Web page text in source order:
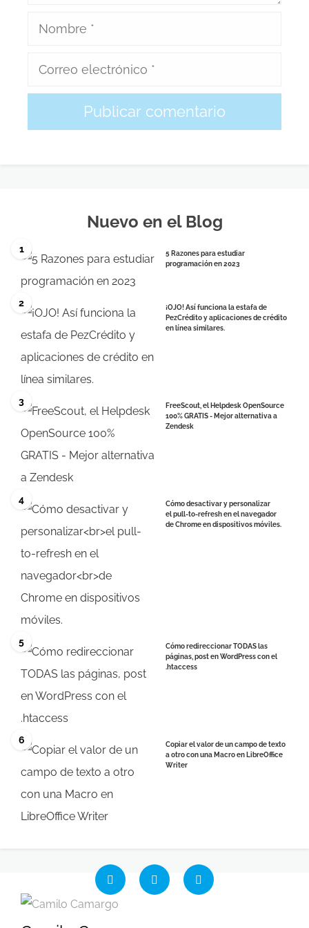
Nuevo en el Blog
1
5 Razones para estudiar
programación en 2023
2
¡OJO! Así funciona la estafa de
PezCrédito y aplicaciones de crédito
en línea similares.
3
FreeScout, el Helpdesk OpenSource
100% GRATIS - Mejor alternativa a
Zendesk
4
Cómo desactivar y personalizar
el pull-to-refresh en el navegador
de Chrome en dispositivos móviles.
5
Cómo redireccionar TODAS las
páginas, post en WordPress con el
.htaccess
6
Copiar el valor de un campo de texto
a otro con una Macro en LibreOffice
Writer